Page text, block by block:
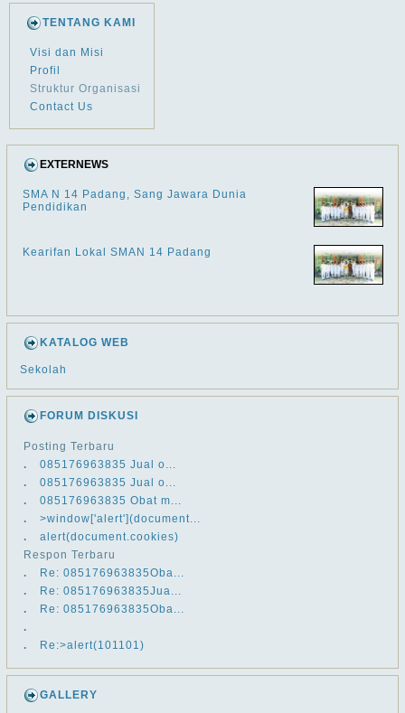
TENTANG KAMI
Visi dan Misi
Profil
Struktur Organisasi
Contact Us
EXTERNEWS
SMA N 14 Padang, Sang Jawara Dunia
Pendidikan
Kearifan Lokal SMAN 14 Padang
KATALOG WEB
Sekolah
FORUM DISKUSI
Posting Terbaru
.
​​085176963835 Jual o...
.
​​085176963835 Jual o...
.
​​085176963835 Obat m...
.
>window['alert'](document...
.
alert(document.cookies)
Respon Terbaru
.
Re: ​​085176963835Oba...
.
Re: ​​085176963835Jua...
.
Re: ​​085176963835Oba...
.
.
Re:>alert(101101)
GALLERY